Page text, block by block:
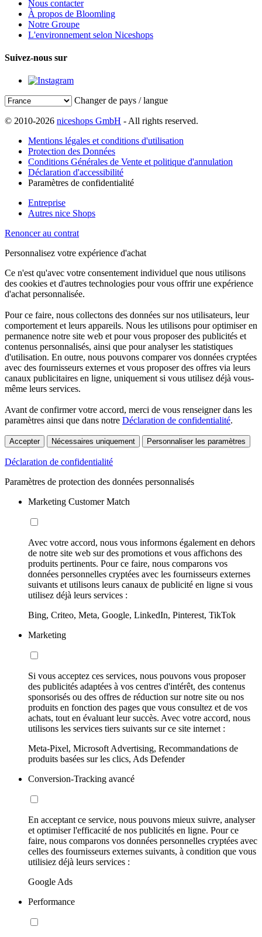
Nous contacter
À propos de Bloomling
Notre Groupe
L'environnement selon Niceshops
Suivez-nous sur
Changer de pays / langue
© 2010-2026 niceshops GmbH - All rights reserved.
Mentions légales et conditions d'utilisation
Protection des Données
Conditions Générales de Vente et politique d'annulation
Déclaration d'accessibilité
Paramètres de confidentialité
Entreprise
Autres nice Shops
Renoncer au contrat
Personnalisez votre expérience d'achat
Ce n'est qu'avec votre consentement individuel que nous utilisons
des cookies et d'autres technologies pour vous offrir une expérience
d'achat personnalisée.
Pour ce faire, nous collectons des données sur nos utilisateurs, leur
comportement et leurs appareils. Nous les utilisons pour optimiser en
permanence notre site web et pour vous proposer des publicités et
contenus personnalisés, ainsi que pour analyser les statistiques
d'utilisation. En outre, nous pouvons comparer vos données cryptées
avec des fournisseurs externes et vous proposer des offres via leurs
canaux publicitaires en ligne, uniquement si vous utilisez déjà vous-
même leurs services.
Avant de confirmer votre accord, merci de vous renseigner dans les
paramètres ainsi que dans notre Déclaration de confidentialité.
Accepter Nécessaires uniquement Personnaliser les paramètres
Déclaration de confidentialité
Paramètres de protection des données personnalisés
Marketing Customer Match
Avec votre accord, nous vous informons également en dehors
de notre site web sur des promotions et vous affichons des
produits pertinents. Pour ce faire, nous comparons vos
données personnelles cryptées avec les fournisseurs externes
suivants et utilisons leurs canaux de publicité en ligne si vous
utilisez déjà leurs services :
Bing, Criteo, Meta, Google, LinkedIn, Pinterest, TikTok
Marketing
Si vous acceptez ces services, nous pouvons vous proposer
des publicités adaptées à vos centres d'intérêt, des contenus
sponsorisés ou des offres de réduction sur notre site ou nos
produits en fonction des pages que vous consultez et de vos
achats, tout en évaluant leur succès. Avec votre accord, nous
utilisons les services tiers suivants sur ce site internet :
Meta-Pixel, Microsoft Advertising, Recommandations de
produits basées sur les clics, Ads Defender
Conversion-Tracking avancé
En acceptant ce service, nous pouvons mieux suivre, analyser
et optimiser l'efficacité de nos publicités en ligne. Pour ce
faire, nous comparons vos données personnelles cryptées avec
celles des fournisseurs externes suivants, à condition que vous
utilisiez déjà leurs services :
Google Ads
Performance